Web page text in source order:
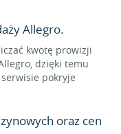
Allegro.
kwotę prowizji
dzięki temu
pokryje
oraz cen